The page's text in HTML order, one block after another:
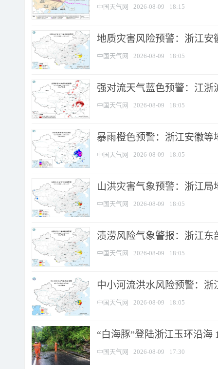
中国天气网 2026-08-09 18:15
地质灾害风险预警：浙江安
中国天气网 2026-08-09 18:05
强对流天气蓝色预警：江浙
中国天气网 2026-08-09 18:05
暴雨橙色预警：浙江安徽等
中国天气网 2026-08-09 18:05
山洪灾害气象预警：浙江
中国天气网 2026-08-09 18:05
渍涝风险气象警报：浙江
中国天气网 2026-08-09 18:05
中小河流洪水风险预警：
中国天气网 2026-08-09 18:05
“白海豚”登陆浙江玉环沿海
中国天气网 2026-08-09 17:30